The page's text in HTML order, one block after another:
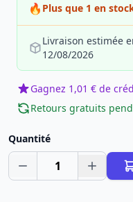
🔥 Plus que 1 en
Livraison estimée
12/08/2026
Gagnez 1,01 € de
Retours gratuits
Quantité
1